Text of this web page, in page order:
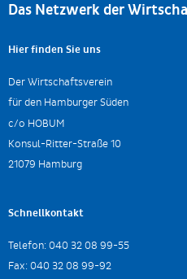
Das Netzwerk der
Hier finden Sie uns
Der Wirtschaftsverein
für den Hamburger Süden
c/o HOBUM
Konsul-Ritter-Straße 10
21079 Hamburg
Schnellkontakt
Telefon: 040 32 08 99-55
Fax: 040 32 08 99-92